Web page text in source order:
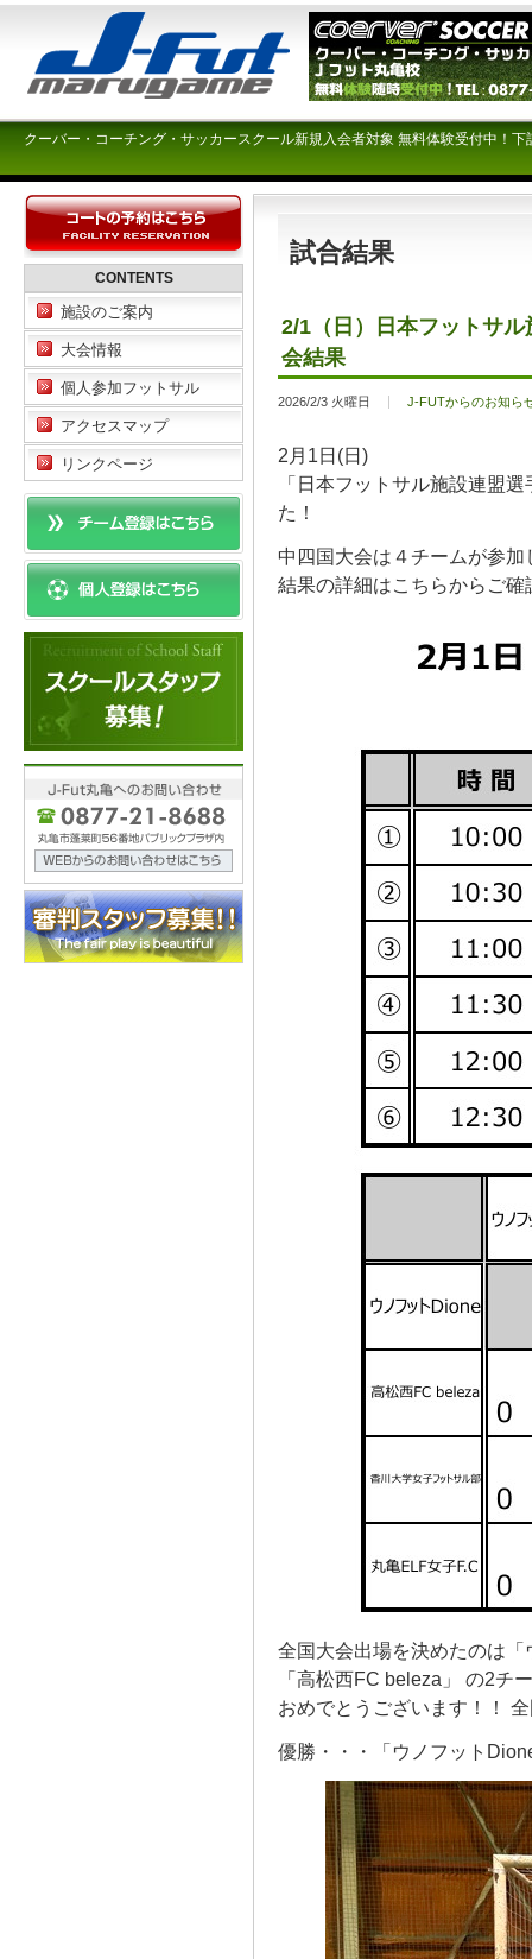
クーバー・コーチング・サッカースクール新規入会者対象 無料体験受付中！
試合結果
2/1（日）日本フットサ
会結果
2026/2/3 火曜日 J-FUTからのお知ら
2月1日(日)
「日本フットサル施設連盟
た！
中四国大会は４チームが参
結果の詳細はこちらからご確
全国大会出場を決めたのは
「高松西FC beleza」 の2チ
おめでとうございます！！
優勝・・・「ウノフット
CONTENTS
施設のご案内
大会情報
個人参加フットサル
アクセスマップ
リンクページ